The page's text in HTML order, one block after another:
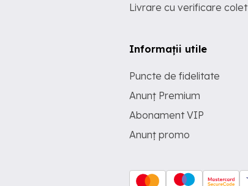
Livrare cu verificare colet
Informații utile
Puncte de fidelitate
Anunț Premium
Abonament VIP
Anunț promo